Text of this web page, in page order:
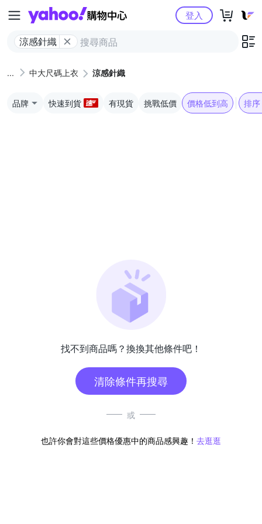
Yahoo購物中心
涼感針織
登入
中大尺碼上衣 涼感針織
品牌 快速到貨 有現貨 挑戰低價 價格低到高 排序
找不到商品嗎？換換其他條件吧！
清除條件再搜尋
或
也許你會對這些價格優惠中的商品感興趣！ 去逛逛